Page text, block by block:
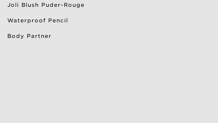
Joli Blush Puder-Rouge
Waterproof Pencil
Body Partner